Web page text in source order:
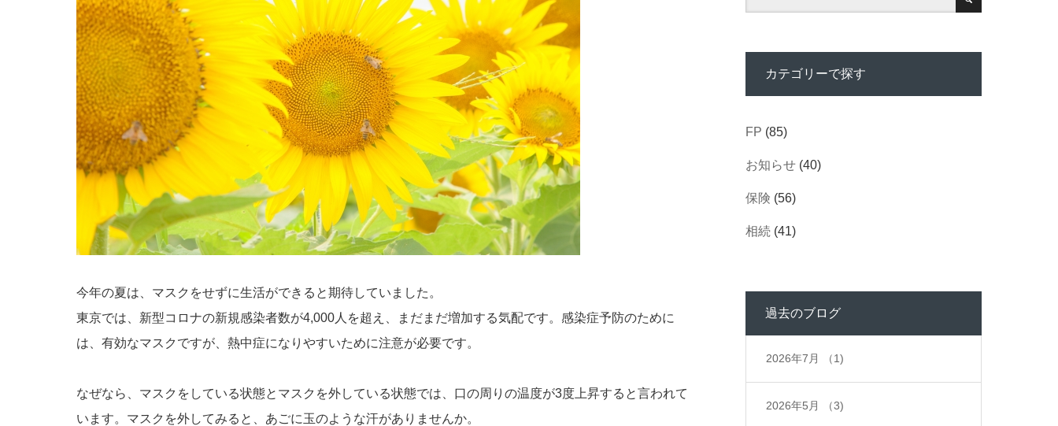
今年の夏は、マスクをせずに生活ができると期待していました。
東京では、新型コロナの新規感染者数が4,000人を超え、まだまだ増加する気配です。感染症予防のために
は、有効なマスクですが、熱中症になりやすいために注意が必要です。
なぜなら、マスクをしている状態とマスクを外している状態では、口の周りの温度が3度上昇すると言われて
います。マスクを外してみると、あごに玉のような汗がありませんか。
カテゴリーで探す
FP (85)
お知らせ (40)
保険 (56)
相続 (41)
過去のブログ
2026年7月 （1)
2026年5月 （3)